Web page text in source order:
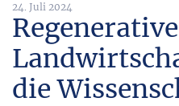
24. Juli 2024
Regenerative
die